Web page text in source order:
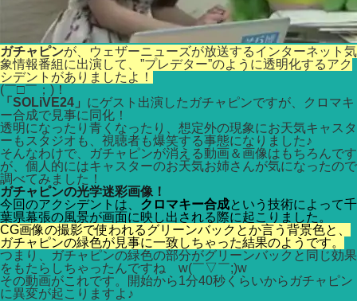
ガチャピンが、ウェザーニューズが放送するインターネット気
象情報番組に出演して、”プレデター”のように透明化するアク
シデントがありましたよ！
(￣□￣；)！
「SOLiVE24」 にゲスト出演したガチャピンですが、クロマキ
ー合成で見事に同化！
透明になったり青くなったり、想定外の現象にお天気キャスタ
ーもスタジオも、視聴者も爆笑する事態になりました♪
そんなわけで、ガチャピンが消える動画＆画像はもちろんです
が、個人的にはキャスターのお天気お姉さんが気になったので
調べてみました！
ガチャピンの光学迷彩画像！
今回のアクシデントは、 クロマキー合成という技術によって千
葉県幕張の風景が画面に映し出される際に起こりました。
CG画像の撮影で使われるグリーンバックとか言う背景色と、
ガチャピンの緑色が見事に一致しちゃった結果のようです。
つまり、ガチャピンの緑色の部分がグリーンバックと同じ効果
をもたらしちゃったんですね w(￣▽￣;)w
その動画がこれです。開始から1分40秒くらいからガチャピン
に異変が起こりますよ♪